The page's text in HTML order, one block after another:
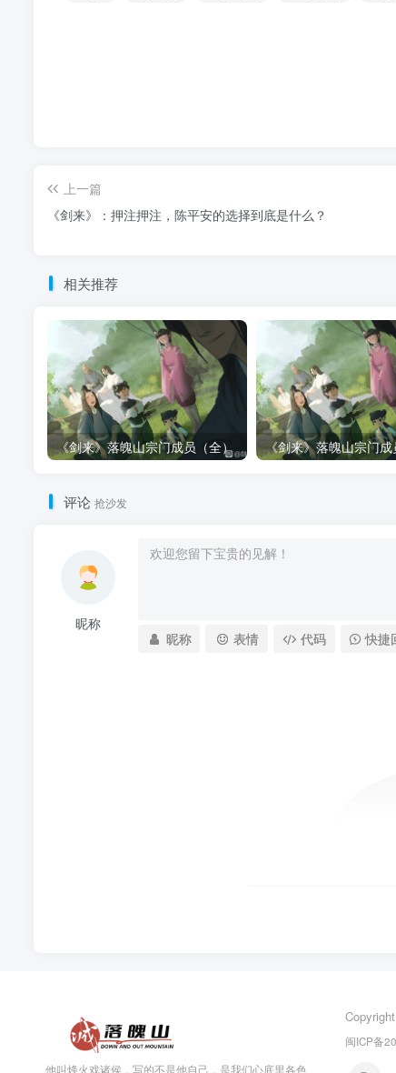
上一篇
《剑来》：押注押注，陈平安的选择到底是什么？
相关推荐
《剑来》落魄山宗门成员（全）
评论 抢沙发
昵称
昵称 表情 代码 快捷
他叫烽火戏诸侯，写的不是他自己，是我们心底里各色
闽ICP备